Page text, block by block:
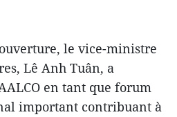
le vice-ministre
Lê Anh Tuân, a
en tant que forum
important contribuant à